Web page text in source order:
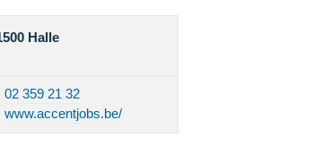
Halle
02 359 21 32
www.accentjobs.be/